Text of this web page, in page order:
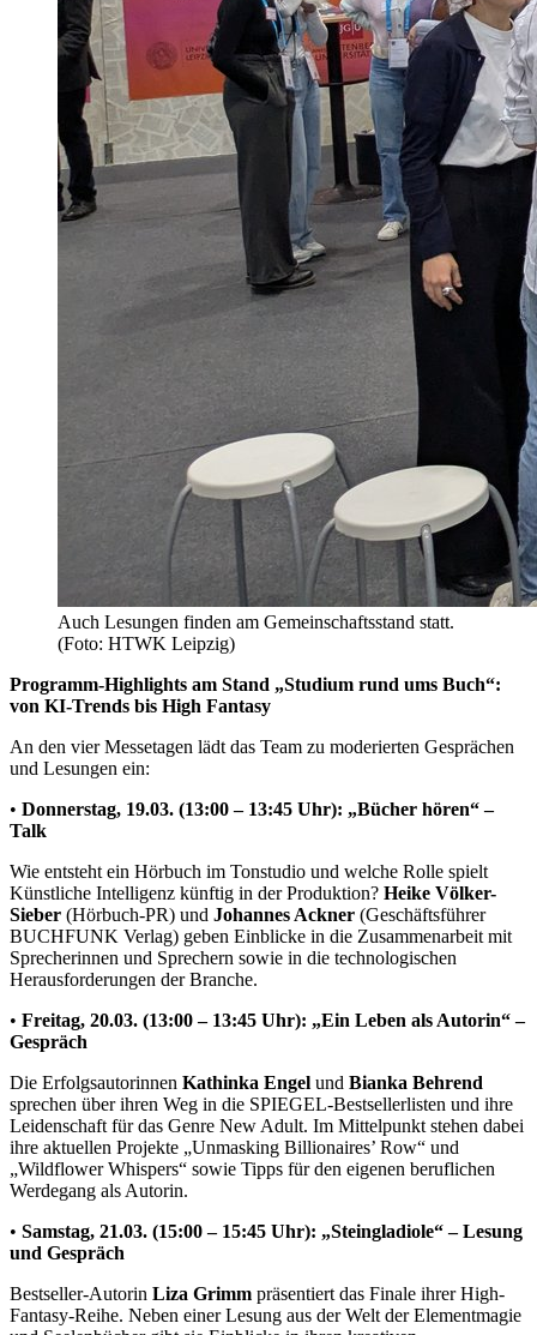
Auch Lesungen finden am Gemeinschaftsstand statt.
(Foto: HTWK Leipzig)
Programm-Highlights am Stand „Studium rund ums Buch“:
von KI-Trends bis High Fantasy
An den vier Messetagen lädt das Team zu moderierten Gesprächen
und Lesungen ein:
• Donnerstag, 19.03. (13:00 – 13:45 Uhr): „Bücher hören“ –
Talk
Wie entsteht ein Hörbuch im Tonstudio und welche Rolle spielt
Künstliche Intelligenz künftig in der Produktion? Heike Völker-
Sieber (Hörbuch-PR) und Johannes Ackner (Geschäftsführer
BUCHFUNK Verlag) geben Einblicke in die Zusammenarbeit mit
Sprecherinnen und Sprechern sowie in die technologischen
Herausforderungen der Branche.
• Freitag, 20.03. (13:00 – 13:45 Uhr): „Ein Leben als Autorin“ –
Gespräch
Die Erfolgsautorinnen Kathinka Engel und Bianka Behrend
sprechen über ihren Weg in die SPIEGEL-Bestsellerlisten und ihre
Leidenschaft für das Genre New Adult. Im Mittelpunkt stehen dabei
ihre aktuellen Projekte „Unmasking Billionaires’ Row“ und
„Wildflower Whispers“ sowie Tipps für den eigenen beruflichen
Werdegang als Autorin.
• Samstag, 21.03. (15:00 – 15:45 Uhr): „Steingladiole“ – Lesung
und Gespräch
Bestseller-Autorin Liza Grimm präsentiert das Finale ihrer High-
Fantasy-Reihe. Neben einer Lesung aus der Welt der Elementmagie